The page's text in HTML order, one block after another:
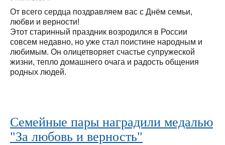
От всего сердца поздравляем вас с Днём семьи,
любви и верности!
Этот старинный праздник возродился в России
совсем недавно, но уже стал поистине народным и
любимым. Он олицетворяет счастье супружеской
жизни, тепло домашнего очага и радость общения
родных людей.
Семейные пары наградили медалью
"За любовь и верность"